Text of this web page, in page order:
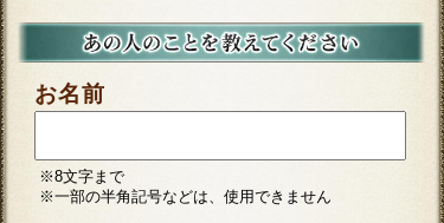
お名前
※8文字まで
※一部の半角記号などは、使用できません